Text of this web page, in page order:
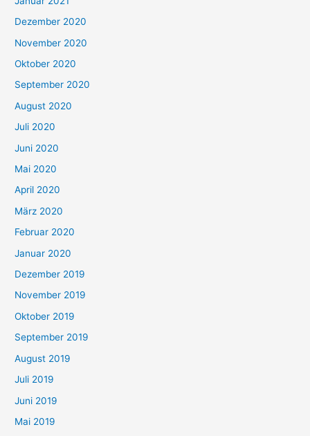
Dezember 2020
November 2020
Oktober 2020
September 2020
August 2020
Juli 2020
Juni 2020
Mai 2020
April 2020
März 2020
Februar 2020
Januar 2020
Dezember 2019
November 2019
Oktober 2019
September 2019
August 2019
Juli 2019
Juni 2019
Mai 2019